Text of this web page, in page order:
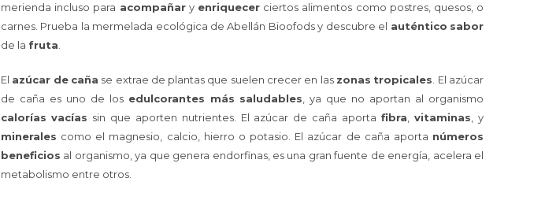
merienda incluso para acompañary enriquecerciertos alimentos como postres, quesos, o
carnes. Prueba la mermelada ecológica de Abellán Bioofods y descubre el auténtico sabor
de la fruta
El azúcar de caña se extrae de plantas que suelen crecer en las zonas tropicales . El azúcar
de caña es uno de los edulcorantes más saludables , ya que no aportan al organismo
calorías vacías sin que aporten nutrientes. El azúcar de caña aportafibra ,vitaminas , y
minerales como el magnesio, calcio, hierro o potasio. El azúcar de caña aporta números
beneficios al organismo, ya que genera endorfinas, es una gran fuente de energía, acelera el
metabolismo entre otros.